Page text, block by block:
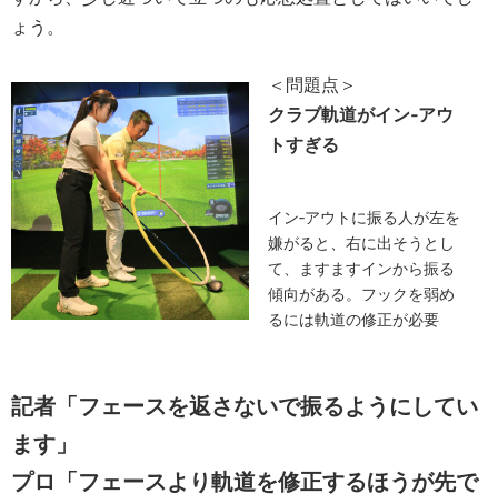
ょう。
＜問題点＞
クラブ軌道がイン‐アウ
トすぎる
イン‐アウトに振る人が左を
嫌がると、右に出そうとし
て、ますますインから振る
傾向がある。フックを弱め
るには軌道の修正が必要
記者「フェースを返さないで振るようにしてい
ます」
プロ「フェースより軌道を修正するほうが先で